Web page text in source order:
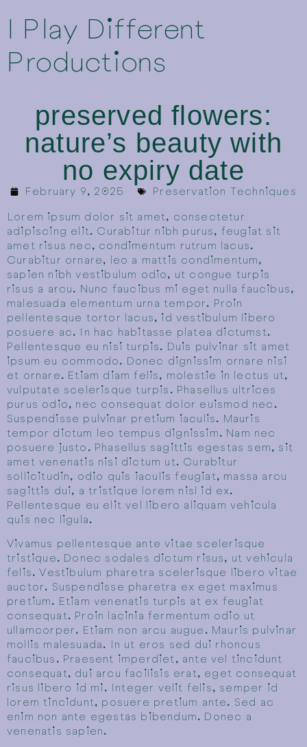
I Play Different
Productions
preserved flowers:
nature’s beauty with
no expiry date
February 9, 2025 Preservation Techniques
Lorem ipsum dolor sit amet, consectetur
adipiscing elit. Curabitur nibh purus, feugiat sit
amet risus nec, condimentum rutrum lacus.
Curabitur ornare, leo a mattis condimentum,
sapien nibh vestibulum odio, ut congue turpis
risus a arcu. Nunc faucibus mi eget nulla faucibus,
malesuada elementum urna tempor. Proin
pellentesque tortor lacus, id vestibulum libero
posuere ac. In hac habitasse platea dictumst.
Pellentesque eu nisi turpis. Duis pulvinar sit amet
ipsum eu commodo. Donec dignissim ornare nisi
et ornare. Etiam diam felis, molestie in lectus ut,
vulputate scelerisque turpis. Phasellus ultrices
purus odio, nec consequat dolor euismod nec.
Suspendisse pulvinar pretium iaculis. Mauris
tempor dictum leo tempus dignissim. Nam nec
posuere justo. Phasellus sagittis egestas sem, sit
amet venenatis nisi dictum ut. Curabitur
sollicitudin, odio quis iaculis feugiat, massa arcu
sagittis dui, a tristique lorem nisl id ex.
Pellentesque eu elit vel libero aliquam vehicula
quis nec ligula.
Vivamus pellentesque ante vitae scelerisque
tristique. Donec sodales dictum risus, ut vehicula
felis. Vestibulum pharetra scelerisque libero vitae
auctor. Suspendisse pharetra ex eget maximus
pretium. Etiam venenatis turpis at ex feugiat
consequat. Proin lacinia fermentum odio ut
ullamcorper. Etiam non arcu augue. Mauris pulvinar
mollis malesuada. In ut eros sed dui rhoncus
faucibus. Praesent imperdiet, ante vel tincidunt
consequat, dui arcu facilisis erat, eget consequat
risus libero id mi. Integer velit felis, semper id
lorem tincidunt, posuere pretium ante. Sed ac
enim non ante egestas bibendum. Donec a
venenatis sapien.